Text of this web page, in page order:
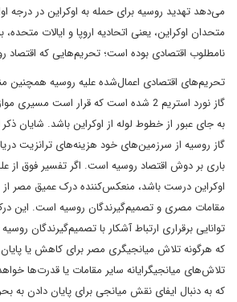
می‌دهد تهدید روسیه برای حمله به اوکراین در درجه
متحدان اوکراین، یعنی اتحادیه اروپا و ایالات
نامطلوب اقتصادی بوده است؛ تحریم‌هایی که
تحریم‌های اقتصادی اعمال‌شده علیه روسیه همچنین
گاز نورد استریم 2 شده است که قرار است
به جای عبور از خطوط لوله از اوکراین باشد. شایان
گاز روسیه از سرزمین‌های خود هزینه‌های ترانزیت
باری بر دوش اقتصاد روسیه است. اگر تفسیر فوق از
اوکراین درست باشد، منعکس‌کننده درک عمیق مصر
مقامات مصری و تصمیم‌گیرندگان روسیه است. این
توانایی برقراری ارتباط آشکار با تصمیم‌گیرندگان
که هرگونه تلاش میانجیگری مصر برای کاهش یا پایان
تلاش‌های میانجیگرایانه سایر مقامات یا قدرت‌ها
که به دنبال ایفای نقش میانجی برای پایان دادن به